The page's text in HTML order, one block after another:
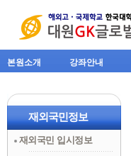
본원소개 강좌안내
재외국민정보
재외국민 입시정보